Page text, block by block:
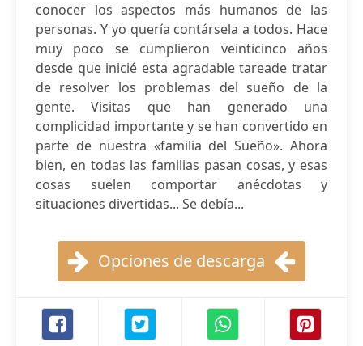
conocer los aspectos más humanos de las
personas. Y yo quería contársela a todos. Hace
muy poco se cumplieron veinticinco años
desde que inicié esta agradable tareade tratar
de resolver los problemas del sueño de la
gente. Visitas que han generado una
complicidad importante y se han convertido en
parte de nuestra «familia del Sueño». Ahora
bien, en todas las familias pasan cosas, y esas
cosas suelen comportar anécdotas y
situaciones divertidas... Se debía...
Opciones de descarga